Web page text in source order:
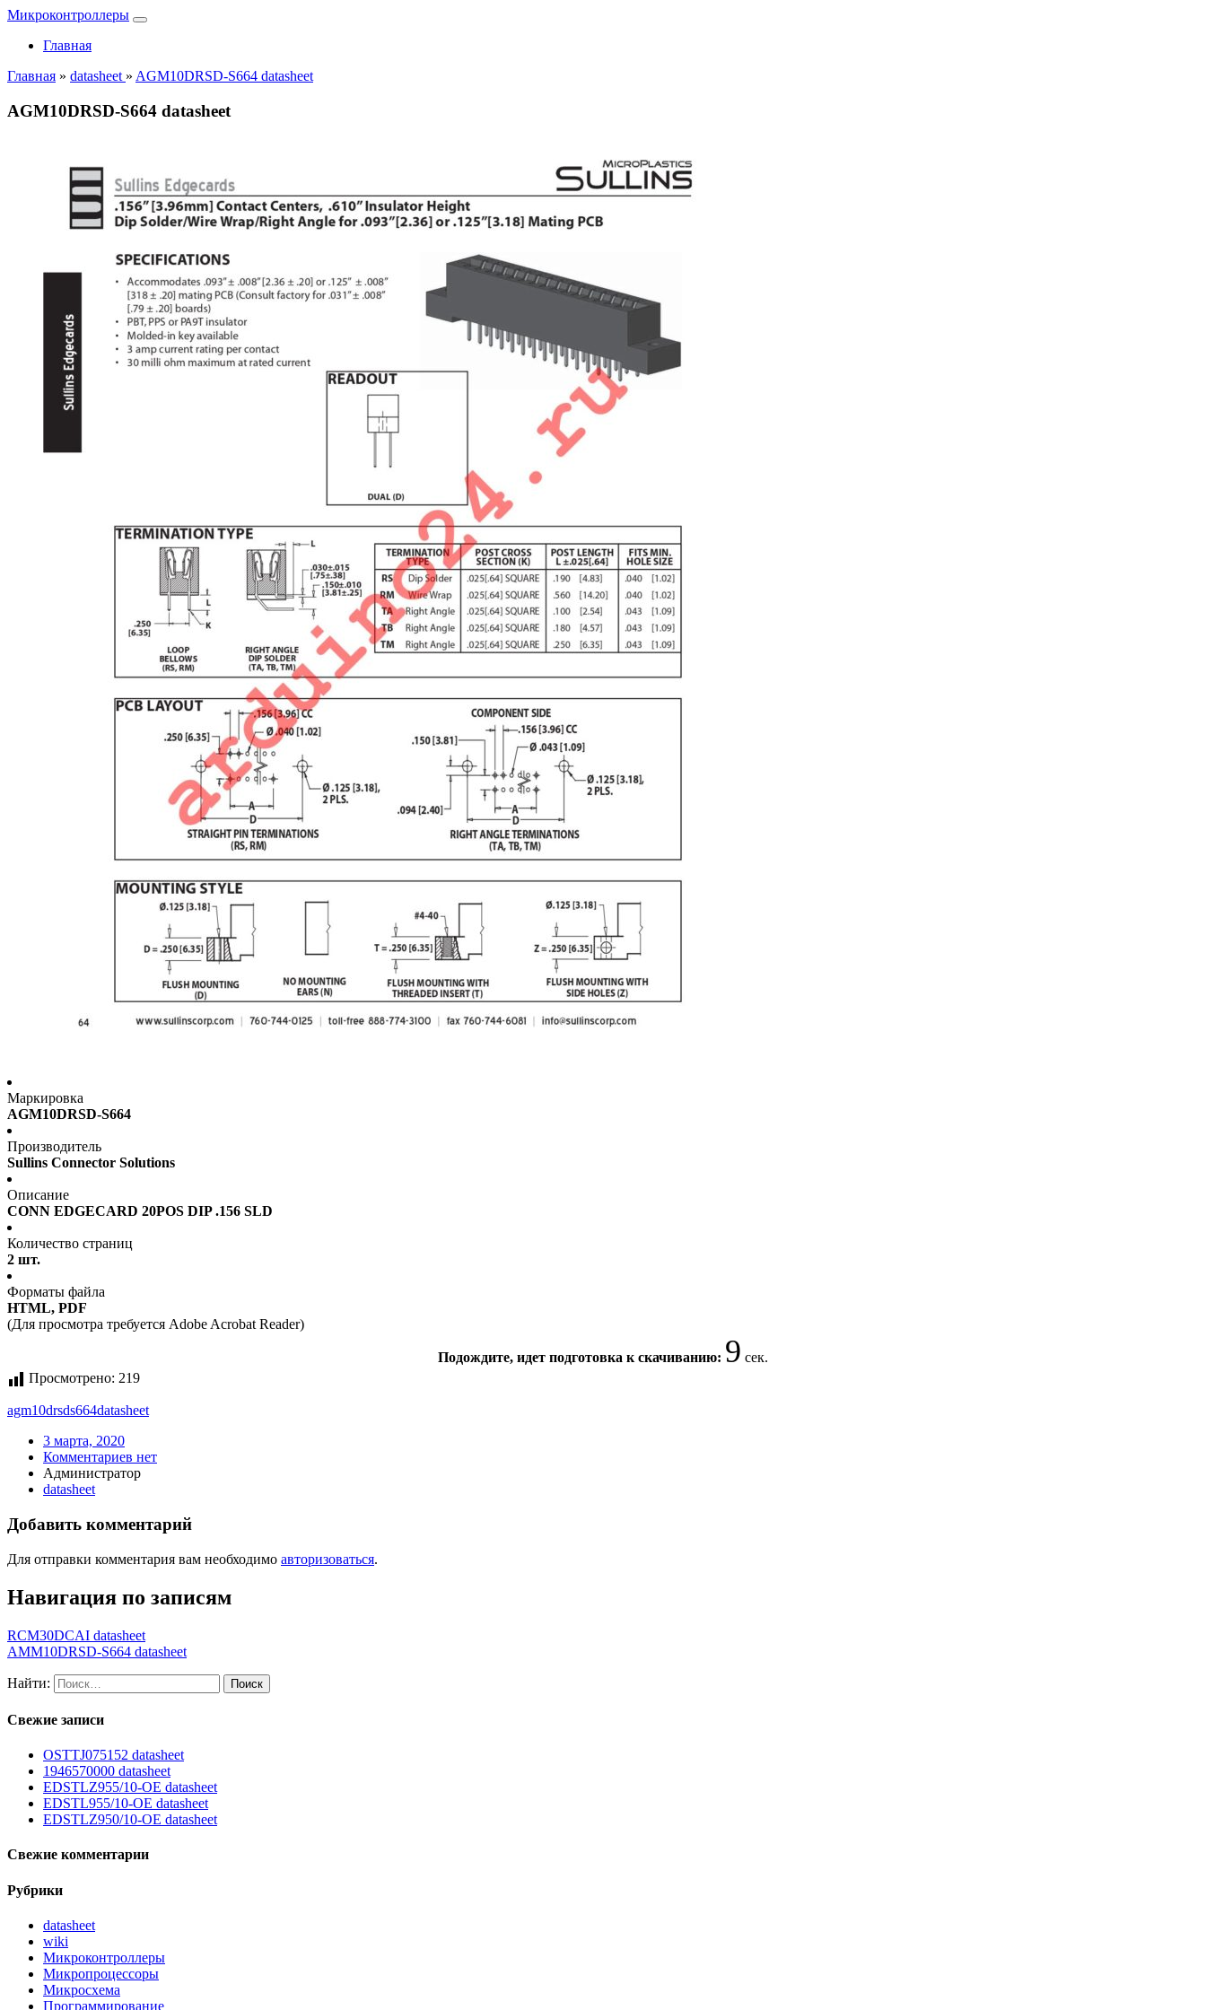
Микроконтроллеры
Главная
Главная » datasheet » AGM10DRSD-S664 datasheet
AGM10DRSD-S664 datasheet
Маркировка
AGM10DRSD-S664
Производитель
Sullins Connector Solutions
Описание
CONN EDGECARD 20POS DIP .156 SLD
Количество страниц
2 шт.
Форматы файла
HTML, PDF
(Для просмотра требуется Adobe Acrobat Reader)
Подождите, идет подготовка к скачиванию: 8 сек.
Просмотрено: 219
agm10drsds664datasheet
3 марта, 2020
Комментариев нет
Администратор
datasheet
Добавить комментарий
Для отправки комментария вам необходимо авторизоваться.
Навигация по записям
RCM30DCAI datasheet
AMM10DRSD-S664 datasheet
Найти:
Свежие записи
OSTTJ075152 datasheet
1946570000 datasheet
EDSTLZ955/10-OE datasheet
EDSTL955/10-OE datasheet
EDSTLZ950/10-OE datasheet
Свежие комментарии
Рубрики
datasheet
wiki
Микроконтроллеры
Микропроцессоры
Микросхема
Программирование